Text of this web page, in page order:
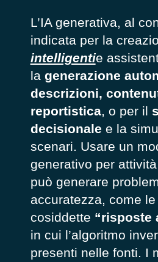
L’IA generativa, al
indicata per la
intelligentie
la generazione
descrizioni,
reportistica, o per il
decisionale e la
scenari. Usare un
generativo per
può generare
accuratezza, come le
cosiddette “risposte
in cui l’algoritmo
presenti nelle fonti. I